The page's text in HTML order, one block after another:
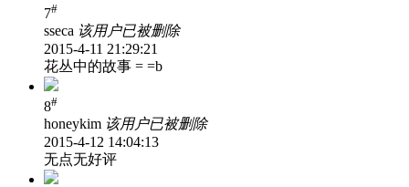
7#
sseca 该用户已被删除
2015-4-11 21:29:21
花丛中的故事 = =b
8#
honeykim 该用户已被删除
2015-4-12 14:04:13
无点无好评